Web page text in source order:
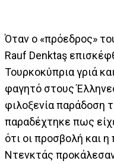
Όταν ο «πρόεδρος»
Rauf Denktaş
Τουρκοκύπρια γριά
φαγητό στους
φιλοξενία παράδοση
παραδέχτηκε πως
ότι οι προσβολή και
Ντενκτάς